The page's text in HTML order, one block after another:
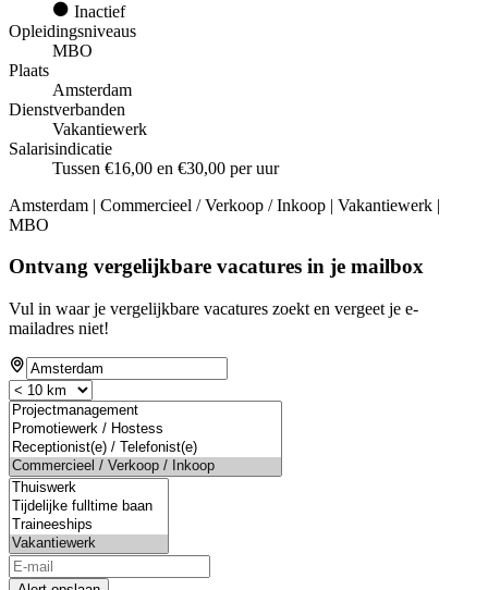
Inactief
Opleidingsniveaus
MBO
Plaats
Amsterdam
Dienstverbanden
Vakantiewerk
Salarisindicatie
Tussen €16,00 en €30,00 per uur
Amsterdam | Commercieel / Verkoop / Inkoop | Vakantiewerk |
MBO
Ontvang vergelijkbare vacatures in je mailbox
Vul in waar je vergelijkbare vacatures zoekt en vergeet je e-
mailadres niet!